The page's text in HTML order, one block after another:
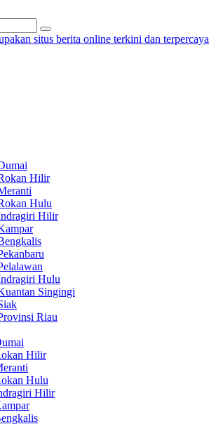
Hilir
Hulu
Hilir
Hulu
Singingi
Riau
Hilir
Hulu
Hilir